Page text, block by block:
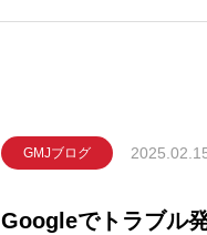
GMJブログ
Googleでトラブル